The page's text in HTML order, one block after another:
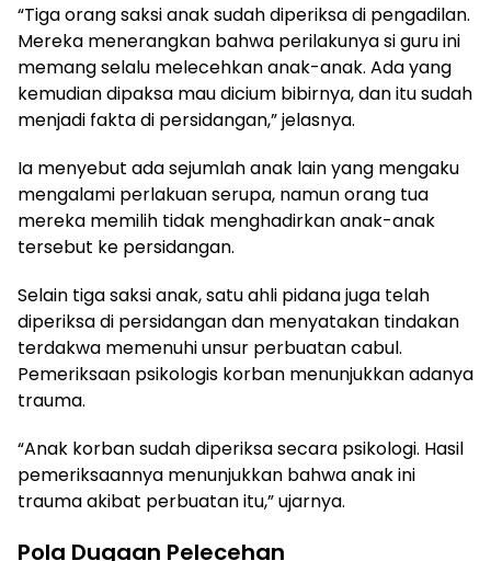
“Tiga orang saksi anak sudah diperiksa di pengadilan.
Mereka menerangkan bahwa perilakunya si guru ini
memang selalu melecehkan anak-anak. Ada yang
kemudian dipaksa mau dicium bibirnya, dan itu sudah
menjadi fakta di persidangan,” jelasnya.
Ia menyebut ada sejumlah anak lain yang mengaku
mengalami perlakuan serupa, namun orang tua
mereka memilih tidak menghadirkan anak-anak
tersebut ke persidangan.
Selain tiga saksi anak, satu ahli pidana juga telah
diperiksa di persidangan dan menyatakan tindakan
terdakwa memenuhi unsur perbuatan cabul.
Pemeriksaan psikologis korban menunjukkan adanya
trauma.
“Anak korban sudah diperiksa secara psikologi. Hasil
pemeriksaannya menunjukkan bahwa anak ini
trauma akibat perbuatan itu,” ujarnya.
Pola Dugaan Pelecehan